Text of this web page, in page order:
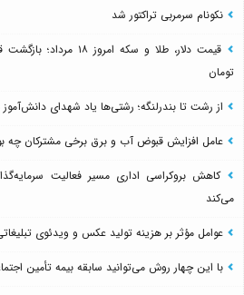
نکونام سرمربی تراکتور شد
تومان
از رشت تا بندرلنگه؛ رشتی‌ها یاد شهدای
عامل افزایش قبوض آب و برق برخی مشترکان چه
کاهش بروکراسی اداری مسیر فعالیت
می‌کند
عوامل مؤثر بر هزینه تولید عکس و ویدئوی
با این چهار روش می‌توانید سابقه بیمه تأمین